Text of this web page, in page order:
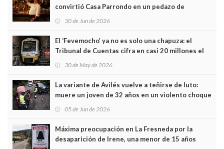
convirtió Casa Parrondo en un pedazo de
Asturias en Madrid
30 de Jun de 2026
El ‘Fevemocho’ ya no es solo una chapuza: el
Tribunal de Cuentas cifra en casi 20 millones el
sobrecoste de los trenes que no cabían por los
30 de May de 2026
La variante de Avilés vuelve a teñirse de luto:
muere un joven de 32 años en un violento choque
frontal
05 de Jun de 2026
Máxima preocupación en La Fresneda por la
desaparición de Irene, una menor de 15 años